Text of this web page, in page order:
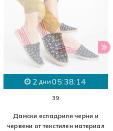
2 дни 05:38:14
39
Дамски еспадрили черни и
червени от текстилен материал